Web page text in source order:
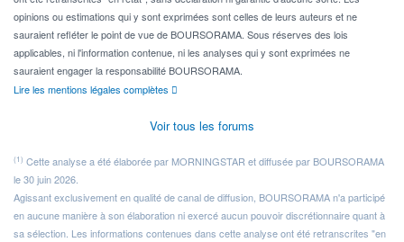
opinions ou estimations qui y sont exprimées sont celles de leurs auteurs et ne
sauraient refléter le point de vue de BOURSORAMA. Sous réserves des lois
applicables, ni l'information contenue, ni les analyses qui y sont exprimées ne
sauraient engager la responsabilité BOURSORAMA.
Lire les mentions légales complètes
Voir tous les forums
(1) Cette analyse a été élaborée par MORNINGSTAR et diffusée par BOURSORAMA
le 30 juin 2026.
Agissant exclusivement en qualité de canal de diffusion, BOURSORAMA n'a participé
en aucune manière à son élaboration ni exercé aucun pouvoir discrétionnaire quant à
sa sélection. Les informations contenues dans cette analyse ont été retranscrites "en